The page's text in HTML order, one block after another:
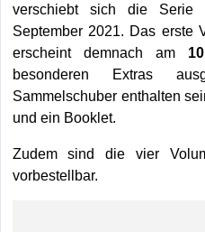
verschiebt sich die
September 2021. Das erste
erscheint demnach am
besonderen Extras
Sammelschuber enthalten
und ein Booklet.
Zudem sind die vier
vorbestellbar.